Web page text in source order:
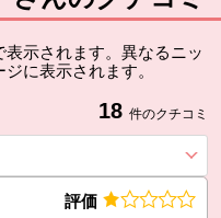
示されます。異なるニッ
に表示されます。
18 件のクチコミ
評価